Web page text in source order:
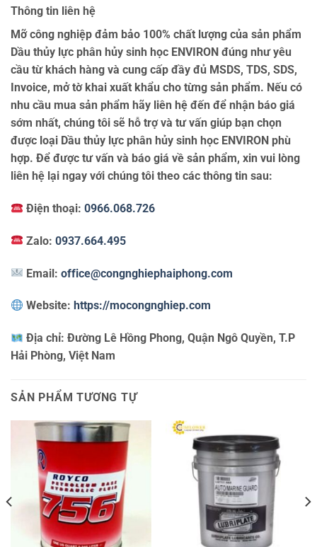
Thông tin liên hệ
Mỡ công nghiệp đảm bảo 100% chất lượng của sản phẩm
Dầu thủy lực phân hủy sinh học ENVIRON đúng như yêu
cầu từ khách hàng và cung cấp đầy đủ MSDS, TDS, SDS,
Invoice, mở tờ khai xuất khẩu cho từng sản phẩm. Nếu có
nhu cầu mua sản phẩm hãy liên hệ đến để nhận báo giá
sớm nhất, chúng tôi sẽ hỗ trợ và tư vấn giúp bạn chọn
được loại Dầu thủy lực phân hủy sinh học ENVIRON phù
hợp. Để được tư vấn và báo giá về sản phẩm, xin vui lòng
liên hệ lại ngay với chúng tôi theo các thông tin sau:
Điện thoại:0966.068.726
Zalo:0937.664.495
Email:office@congnghiephaiphong.com
Website: https://mocongnghiep.com
Địa chỉ:Đường Lê Hồng Phong, Quận Ngô Quyền, T.P
Hải Phòng, Việt Nam
SẢN PHẨM TƯƠNG TỰ